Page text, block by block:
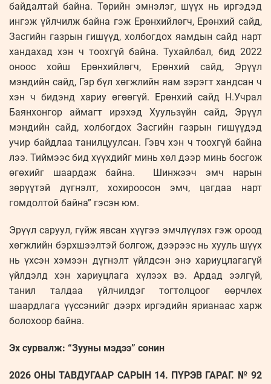
байдалтай байна. Төрийн эмнэлэг, шүүх нь иргэдэд
ингэж үйлчилж байна гэж Ерөнхийлөгч, Ерөнхий сайд,
Засгийн газрын гишүүд, холбогдох яамдын сайд нарт
хандахад хэн ч тоохгүй байна. Тухайлбал, бид 2022
оноос хойш Ерөнхийлөгч, Ерөнхий сайд, Эрүүл
мэндийн сайд, Гэр бүл хөгжлийн яам зэрэгт хандсан ч
хэн ч бидэнд хариу өгөөгүй. Ерөнхий сайд Н.Учрал
Баянхонгор аймагт ирэхэд Хуульзүйн сайд, Эрүүл
мэндийн сайд, холбогдох Засгийн газрын гишүүдэд
учир байдлаа танилцуулсан. Гэвч хэн ч тоохгүй байна
лээ. Тиймээс бид хүүхдийг минь хөл дээр минь босгож
өгөхийг шаардаж байна. Шинжээч эмч нарын
зөрүүтэй дүгнэлт, хохироосон эмч, цагдаа нарт
гомдолтой байна” гэсэн юм.
Эрүүл саруул, гүйж явсан хүүгээ эмчлүүлэх гэж ороод
хөгжлийн бэрхшээлтэй болгож, дээрээс нь хууль шүүх
нь үхсэн хэмээн дүгнэлт үйлдсэн энэ хариуцлагагүй
үйлдэлд хэн хариуцлага хүлээх вэ. Ардад ээлгүй,
танил талдаа үйлчилдэг тогтолцоог өөрчлөх
шаардлага үүссэнийг дээрх иргэдийн ярианаас харж
болохоор байна.
Эх сурвалж: “Зууны мэдээ” сонин
2026 ОНЫ ТАВДУГААР САРЫН 14. ПҮРЭВ ГАРАГ. № 92